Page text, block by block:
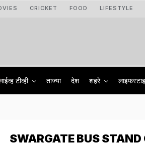
CRICKET FOOD LIFESTYLE
टीव्ही ताज्या देश शहरे
SWARGATE BUS STAND